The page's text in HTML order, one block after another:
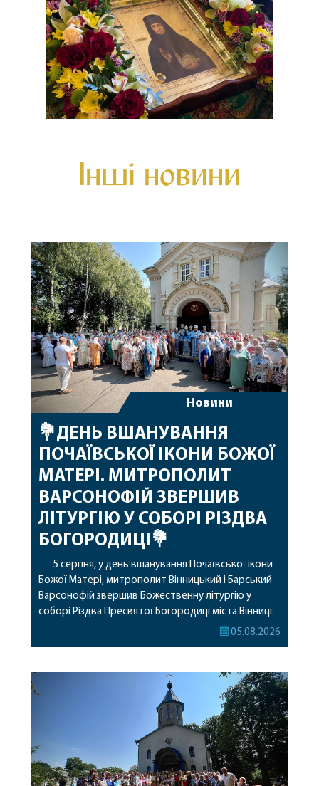
Інші новини
Новини
💐ДЕНЬ ВШАНУВАННЯ
ПОЧАЇВСЬКОЇ ІКОНИ БОЖОЇ
МАТЕРІ. МИТРОПОЛИТ
ВАРСОНОФІЙ ЗВЕРШИВ
ЛІТУРГІЮ У СОБОРІ РІЗДВА
БОГОРОДИЦІ💐
5 серпня, у день вшанування Почаївської ікони
Божої Матері, митрополит Вінницький і Барський
Варсонофій звершив Божественну літургію у
соборі Різдва Пресвятої Богородиці міста Вінниці.
Його Високопреосвященству співслужили
священному сані. Під час богослужіння підносилися
особливі молитви за мир в Україні, за воїнів, які
05.08.2026